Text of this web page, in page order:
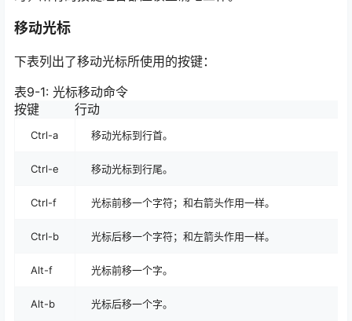
移动光标
下表列出了移动光标所使用的按键：
表9-1: 光标移动命令
按键
行动
Ctrl-a 移动光标到行首。
Ctrl-e 移动光标到行尾。
Ctrl-f 光标前移一个字符；和右箭头作用一样。
Ctrl-b 光标后移一个字符；和左箭头作用一样。
Alt-f 光标前移一个字。
Alt-b 光标后移一个字。